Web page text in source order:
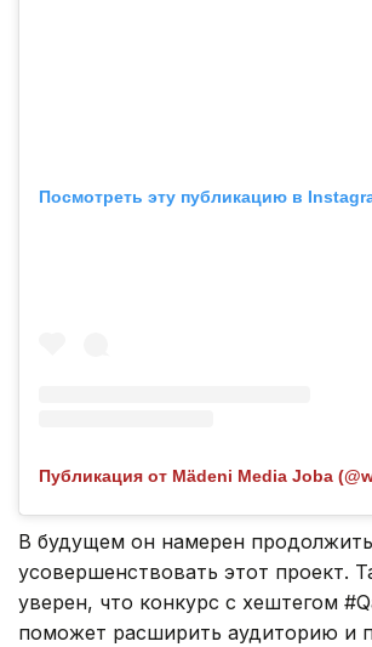
Посмотреть эту публикацию в
В будущем он намерен
усовершенствовать этот проект.
уверен, что конкурс с хештегом
поможет расширить аудиторию и